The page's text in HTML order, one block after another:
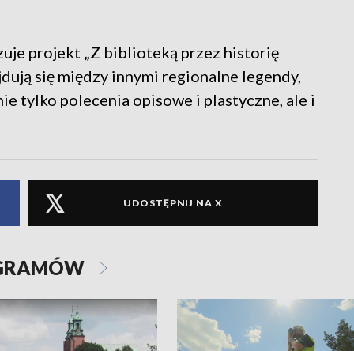
projekt „Z biblioteką przez historię
się między innymi regionalne legendy,
tylko polecenia opisowe i plastyczne, ale i
UDOSTĘPNIJ NA X